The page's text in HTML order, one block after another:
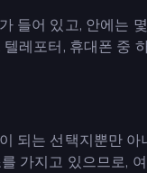
들어 있고, 안에는
레포터, 휴대폰 중
되는 선택지뿐만
가지고 있으므로,